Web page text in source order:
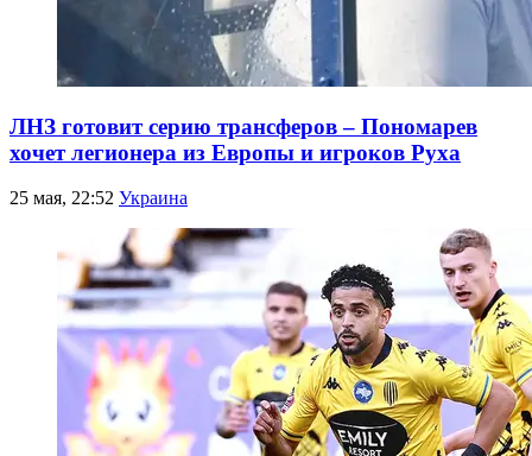
ЛНЗ готовит серию трансферов – Пономарев
хочет легионера из Европы и игроков Руха
25 мая, 22:52 Украина